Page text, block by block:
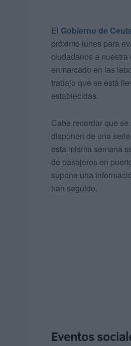
El Gobierno de
próximo lunes para
ciudadanos a
enmarcado en las
trabajo que se está
establecidas.
Cabe recordar que
disponen de una
esta misma semana
de pasajeros en
supone una
han seguido.
Eventos